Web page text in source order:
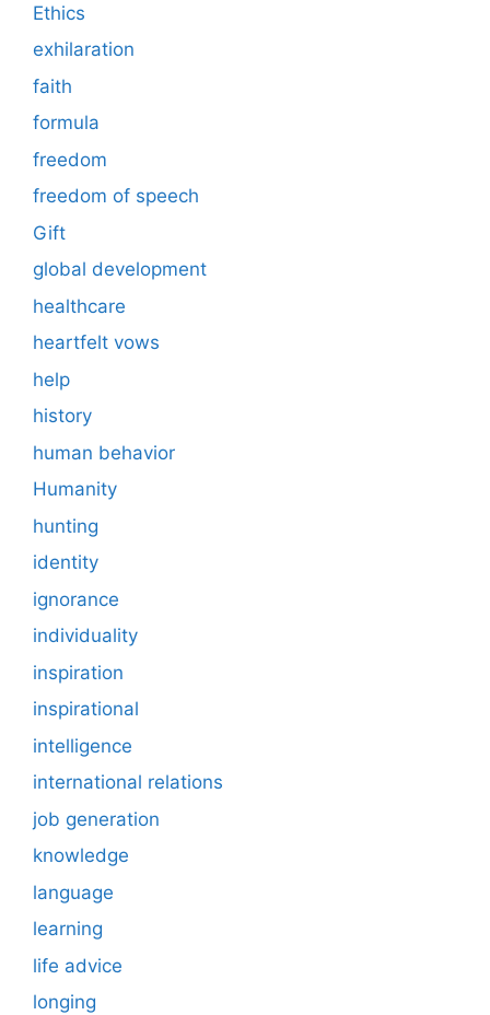
Ethics
exhilaration
faith
formula
freedom
freedom of speech
Gift
global development
healthcare
heartfelt vows
help
history
human behavior
Humanity
hunting
identity
ignorance
individuality
inspiration
inspirational
intelligence
international relations
job generation
knowledge
language
learning
life advice
longing